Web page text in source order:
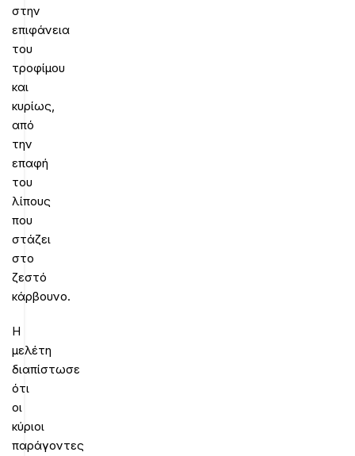
στην
επιφάνεια
του
τροφίμου
και
κυρίως,
από
την
επαφή
του
λίπους
που
στάζει
στο
ζεστό
κάρβουνο.
Η
μελέτη
διαπίστωσε
ότι
οι
κύριοι
παράγοντες